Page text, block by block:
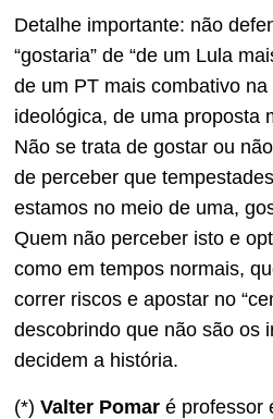
Detalhe importante: não
“gostaria” de “de um Lula
de um PT mais combativo na
ideológica, de uma proposta
Não se trata de gostar ou
de perceber que
estamos no meio de uma,
Quem não perceber isto e
como em tempos normais,
correr riscos e apostar no
descobrindo que não são os
decidem a história.
(*) Valter Pomar é professor